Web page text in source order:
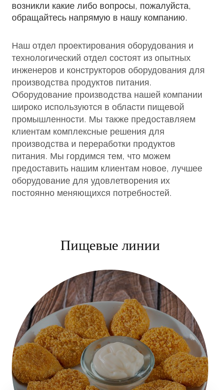
возникли какие либо вопросы, пожалуйста,
обращайтесь напрямую в нашу компанию.
Наш отдел проектирования оборудования и
технологический отдел состоят из опытных
инженеров и конструкторов оборудования для
производства продуктов питания.
Оборудование производства нашей компании
широко используются в области пищевой
промышленности. Мы также предоставляем
клиентам комплексные решения для
производства и переработки продуктов
питания. Мы гордимся тем, что можем
предоставить нашим клиентам новое, лучшее
оборудование для удовлетворения их
постоянно меняющихся потребностей.
Пищевые линии